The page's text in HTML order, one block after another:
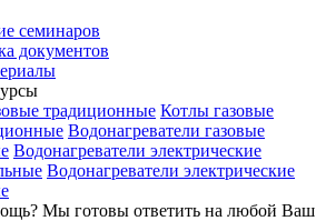
семинаров
документов
традиционные Котлы газовые
Водонагреватели газовые
Водонагреватели электрические
Водонагреватели электрические
Мы готовы ответить на любой Ваш